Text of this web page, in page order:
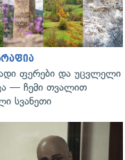
ფერები და უცვლელი
— ჩემი თვალით
სვანეთი